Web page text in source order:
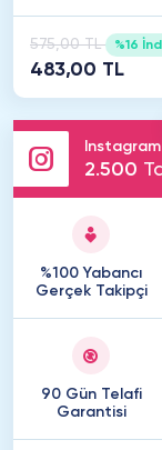
575,00 TL %16
483,00 TL
Instagram
2.500
%100 Yabancı
Gerçek Takipçi
90 Gün Telafi
Garantisi